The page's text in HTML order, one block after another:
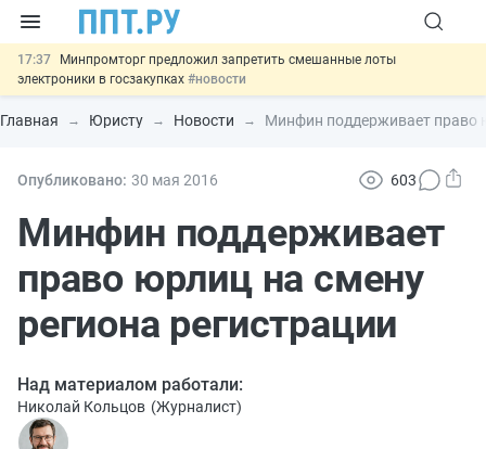
17:37
Минпромторг предложил запретить смешанные лоты
электроники в госзакупках #новости
17:13 Подписан указ об отмене спецрежима для вкладов физлиц из
недружественных стран
#новости
15:51 МВД запускает автоматическое аннулирование патента
13:48
Важно
банковской гарантией #новости
Главная Юристу Новости Минфин поддерживает право
Опубликовано: 30 мая 2016 603
Минфин поддерживает
право юрлиц на смену
региона регистрации
Над материалом работали:
Николай Кольцов (Журналист)